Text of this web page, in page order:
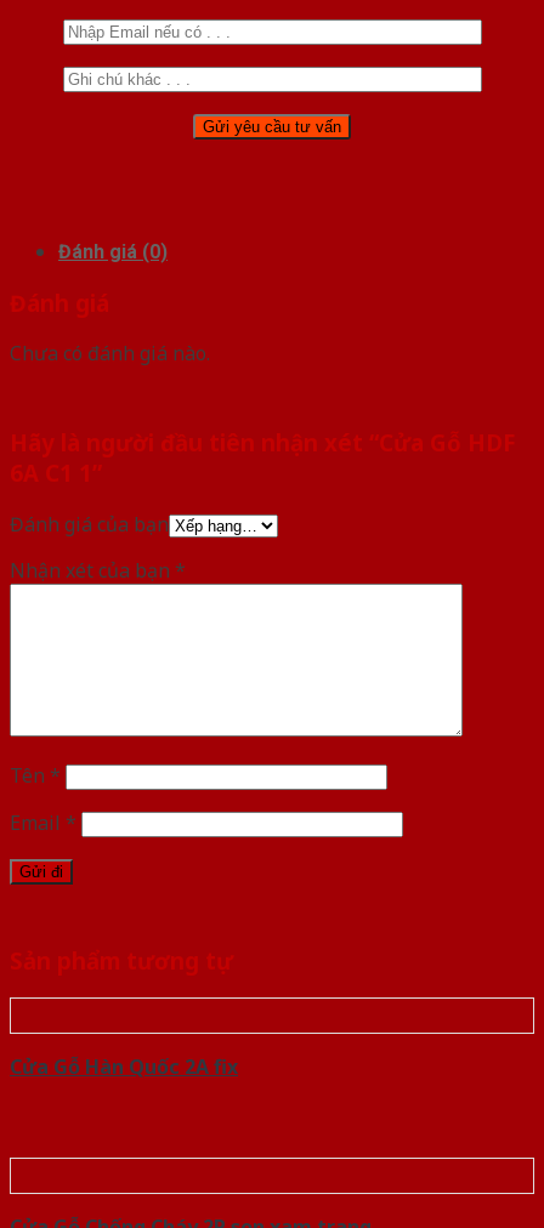
Đánh giá (0)
Đánh giá
Chưa có đánh giá nào.
Hãy là người đầu tiên nhận xét “Cửa Gỗ HDF
6A C1 1”
Đánh giá của bạn
Nhận xét của bạn *
Tên *
Email *
Sản phẩm tương tự
Cửa Gỗ Hàn Quốc 2A fix